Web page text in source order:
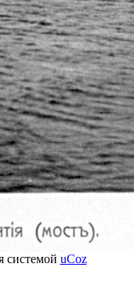
системой uCoz